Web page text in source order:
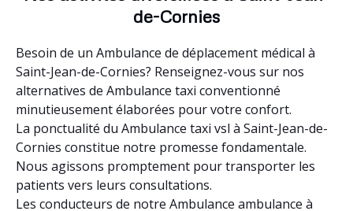
de-Cornies
Besoin de un Ambulance de déplacement médical à
Saint-Jean-de-Cornies? Renseignez-vous sur nos
alternatives de Ambulance taxi conventionné
minutieusement élaborées pour votre confort.
La ponctualité du Ambulance taxi vsl à Saint-Jean-de-
Cornies constitue notre promesse fondamentale.
Nous agissons promptement pour transporter les
patients vers leurs consultations.
Les conducteurs de notre Ambulance ambulance à